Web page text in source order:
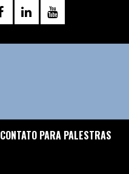
CONTATO PARA PALESTRAS